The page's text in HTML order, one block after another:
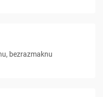
bezrazmaknu